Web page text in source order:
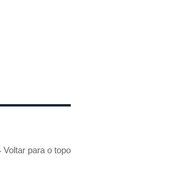
Voltar para o topo